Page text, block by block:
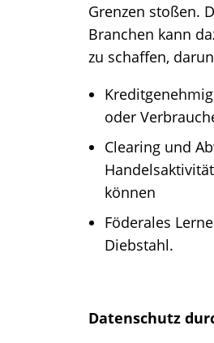
Grenzen stoßen.
Branchen kann
zu schaffen,
oder
Clearing und
können
Föderales
Diebstahl.
Datenschutz